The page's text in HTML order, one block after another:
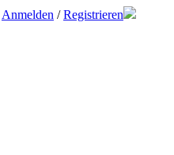
Anmelden / Registrieren